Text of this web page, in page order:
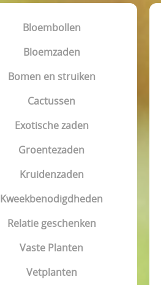
Bloembollen
Bloemzaden
Bomen en struiken
Cactussen
Exotische zaden
Groentezaden
Kruidenzaden
Kweekbenodigdheden
Relatie geschenken
Vaste Planten
Vetplanten